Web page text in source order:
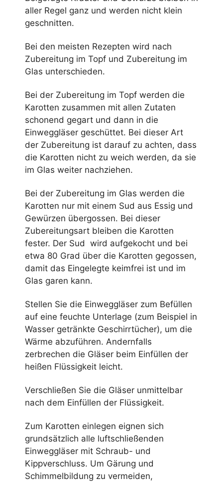
aller Regel ganz und werden nicht klein
geschnitten.
Bei den meisten Rezepten wird nach
Zubereitung im Topf und Zubereitung im
Glas unterschieden.
Bei der Zubereitung im Topf werden die
Karotten zusammen mit allen Zutaten
schonend gegart und dann in die
Einweggläser geschüttet. Bei dieser Art
der Zubereitung ist darauf zu achten, dass
die Karotten nicht zu weich werden, da sie
im Glas weiter nachziehen.
Bei der Zubereitung im Glas werden die
Karotten nur mit einem Sud aus Essig und
Gewürzen übergossen. Bei dieser
Zubereitungsart bleiben die Karotten
fester. Der Sud wird aufgekocht und bei
etwa 80 Grad über die Karotten gegossen,
damit das Eingelegte keimfrei ist und im
Glas garen kann.
Stellen Sie die Einweggläser zum Befüllen
auf eine feuchte Unterlage (zum Beispiel in
Wasser getränkte Geschirrtücher), um die
Wärme abzuführen. Andernfalls
zerbrechen die Gläser beim Einfüllen der
heißen Flüssigkeit leicht.
Verschließen Sie die Gläser unmittelbar
nach dem Einfüllen der Flüssigkeit.
Zum Karotten einlegen eignen sich
grundsätzlich alle luftschließenden
Einweggläser mit Schraub- und
Kippverschluss. Um Gärung und
Schimmelbildung zu vermeiden,